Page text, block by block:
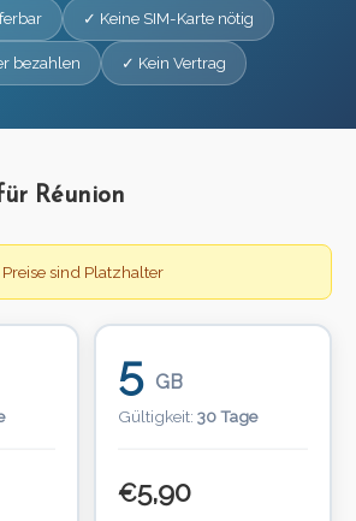
✓ Keine SIM-Karte nötig
bezahlen ✓ Kein Vertrag
Réunion
sind Platzhalter
5 GB
Gültigkeit: 30 Tage
€5,90